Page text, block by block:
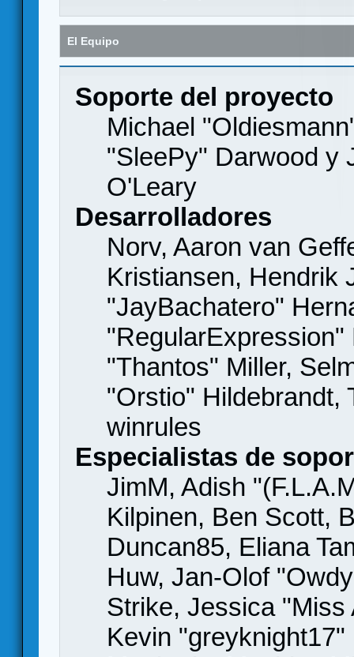
El Equipo
Soporte del proyecto
Michael
"SleePy" Darwood y
O'Leary
Desarrolladores
Norv, Aaron van
Kristiansen, Hendrik
"JayBachatero"
"Thantos" Miller,
"Orstio" Hildebrandt,
winrules
Especialistas de
JimM, Adish
Kilpinen, Ben Scott,
Duncan85, Eliana
Huw, Jan-Olof
Strike, Jessica
Kevin